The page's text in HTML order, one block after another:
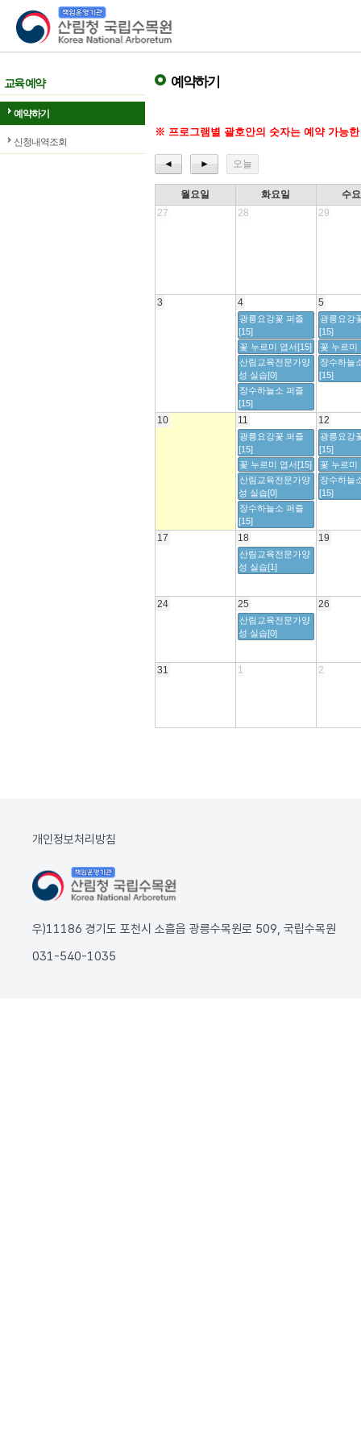
산림청 국립수목원
교육 예약
예약하기
신청내역조회
예약하기
※ 프로그램별 괄호안의 숫자는 예약 가능
◄ ► 오늘
월요일 화요일
수
27
28 29
3 4 5
10 11 12
17 18 19
24 25 26
31 1 2
광릉요강꽃 퍼즐
[15]
광릉요강
[15]
꽃 누르미 엽서[15]
꽃 누르미
산림교육전문가양
성 실습[0]
장수하늘
[15]
장수하늘소 퍼즐
[15]
광릉요강꽃 퍼즐
[15]
광릉요강
[15]
꽃 누르미 엽서[15]
꽃 누르미
산림교육전문가양
성 실습[0]
장수하늘
[15]
장수하늘소 퍼즐
[15]
산림교육전문가양
성 실습[1]
산림교육전문가양
성 실습[0]
개인정보처리방침
우)11186 경기도 포천시 소흘읍 광릉수목원로 509, 국립수목원
031-540-1035